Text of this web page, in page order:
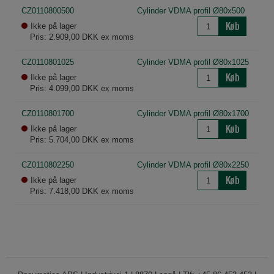
CZ0110800500
Cylinder VDMA profil Ø80x500
Ikke på lager
Pris: 2.909,00 DKK ex moms
Køb
CZ0110801025
Cylinder VDMA profil Ø80x1025
Ikke på lager
Pris: 4.099,00 DKK ex moms
Køb
CZ0110801700
Cylinder VDMA profil Ø80x1700
Ikke på lager
Pris: 5.704,00 DKK ex moms
Køb
CZ0110802250
Cylinder VDMA profil Ø80x2250
Ikke på lager
Pris: 7.418,00 DKK ex moms
Køb